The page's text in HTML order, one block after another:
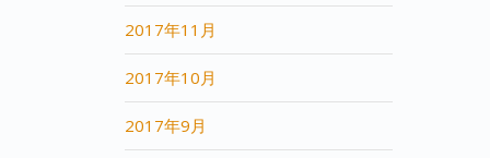
2017年11月
2017年10月
2017年9月